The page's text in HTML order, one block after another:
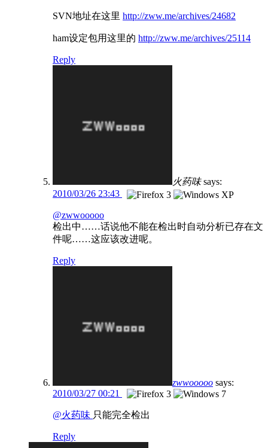
SVN地址在这里 http://zww.me/archives/24682
ham设定包用这里的 http://zww.me/archives/25114
Reply
火药味 says:
2010/03/26 23:43
@zwwooooo
检出中……话说他不能在检出时自动分析已存在文
件呢……这应该改进呢。
Reply
zwwooooo says:
2010/03/27 00:21
@火药味 只能完全检出
Reply